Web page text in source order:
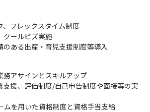
、フレックスタイム制度
クールビズ実施
のある出産・育児支援制度等導入
務アサインとスキルアップ
支援、評価制度/自己申告制度や面接等の実
ムを用いた資格制度と資格手当支給